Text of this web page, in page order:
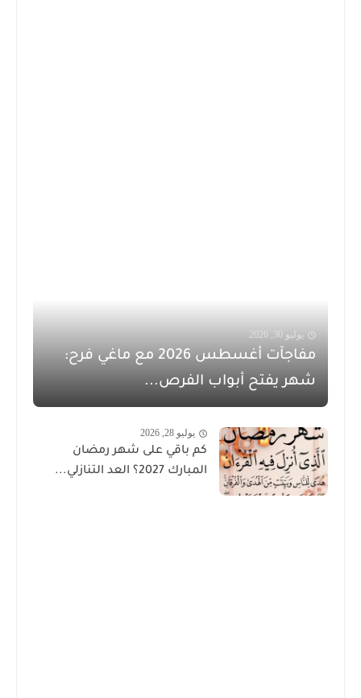
يوليو 30, 2026
مفاجآت أغسطس 2026 مع ماغي فرح:
شهر يفتح أبواب الفرص...
يوليو 28, 2026
كم باقي على شهر رمضان
المبارك 2027؟ العد التنازلي...